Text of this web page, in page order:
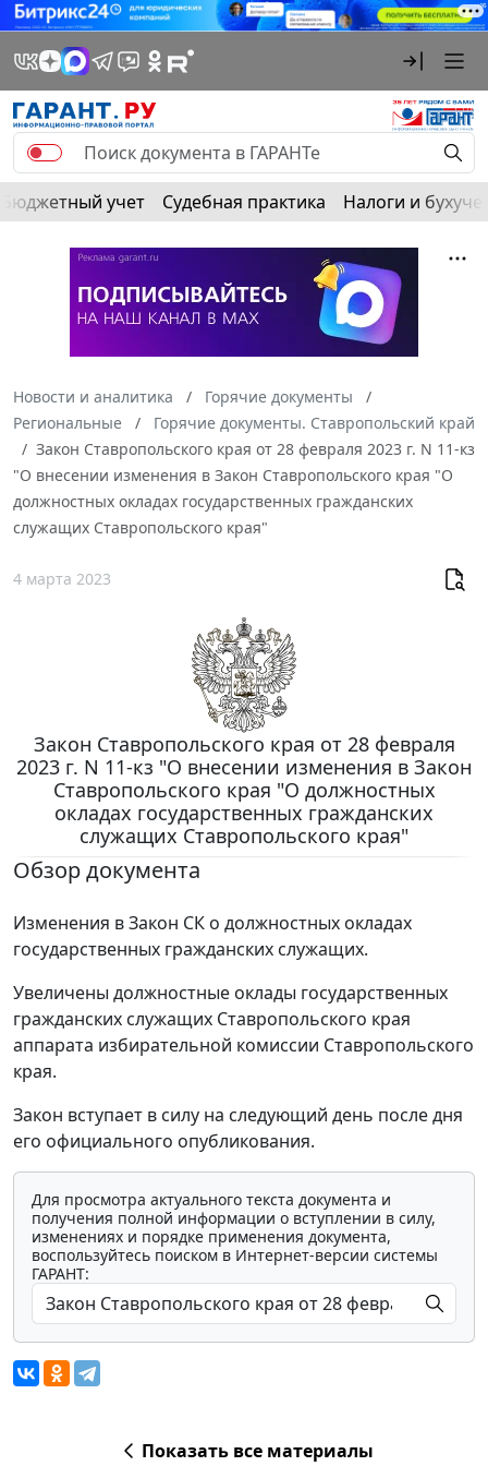
Бюджетный учет Судебная практика Налоги и
Новости и аналитика
Горячие документы
Региональные
Горячие документы. Ставропольский край
Закон Ставропольского края от 28 февраля 2023 г. N 11-кз
"О внесении изменения в Закон Ставропольского края "О
должностных окладах государственных гражданских
служащих Ставропольского края"
4 марта 2023
Закон Ставропольского края от 28 февраля
2023 г. N 11-кз "О внесении изменения в Закон
Ставропольского края "О должностных
окладах государственных гражданских
служащих Ставропольского края"
Обзор документа
Изменения в Закон СК о должностных окладах
государственных гражданских служащих.
Увеличены должностные оклады государственных
гражданских служащих Ставропольского края
аппарата избирательной комиссии Ставропольского
края.
Закон вступает в силу на следующий день после дня
его официального опубликования.
Для просмотра актуального текста документа и
получения полной информации о вступлении в силу,
изменениях и порядке применения документа,
воспользуйтесь поиском в Интернет-версии системы
ГАРАНТ:
Показать все материалы